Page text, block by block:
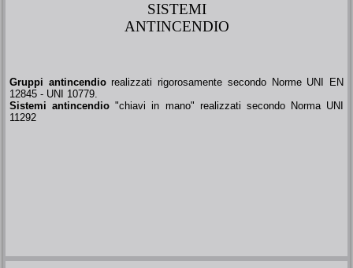
SISTEMI
ANTINCENDIO
Gruppi antincendiorealizzati rigorosamente secondo Norme UNI EN
12845 - UNI 10779.
Sistemi antincendio "chiavi in mano" realizzati secondo Norma UNI
11292